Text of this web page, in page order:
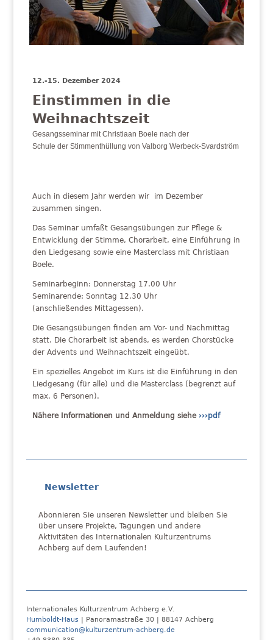
12.-15. Dezember 2024
Einstimmen in die
Weihnachtszeit
Gesangsseminar mit Christiaan Boele nach der
Schule der Stimmenthüllung von Valborg Werbeck-Svardström
Auch in diesem Jahr werden wir im Dezember
zusammen singen.
Das Seminar umfaßt Gesangsübungen zur Pflege &
Entwicklung der Stimme, Chorarbeit, eine Einführung in
den Liedgesang sowie eine Masterclass mit Christiaan
Boele.
Seminarbeginn: Donnerstag 17.00 Uhr
Seminarende: Sonntag 12.30 Uhr
(anschließendes Mittagessen).
Die Gesangsübungen finden am Vor- und Nachmittag
statt. Die Chorarbeit ist abends, es werden Chorstücke
der Advents und Weihnachtszeit eingeübt.
Ein spezielles Angebot im Kurs ist die Einführung in den
Liedgesang (für alle) und die Masterclass (begrenzt auf
max. 6 Personen).
Nähere Informationen und Anmeldung siehe ›››pdf
Newsletter
Abonnieren Sie unseren Newsletter und bleiben Sie
über unsere Projekte, Tagungen und andere
Aktivitäten des Internationalen Kulturzentrums
Achberg auf dem Laufenden!
Internationales Kulturzentrum Achberg e.V.
Humboldt-Haus| Panoramastraße 30 | 88147 Achberg
communication@kulturzentrum-achberg.de